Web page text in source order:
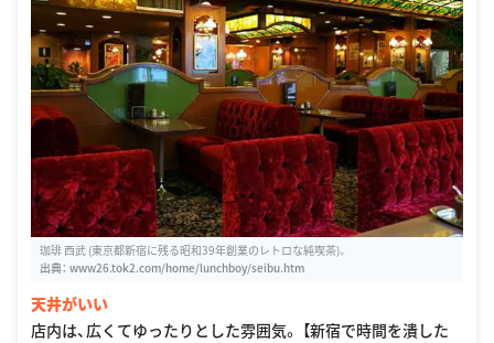
珈琲 西武 (東京都新宿に残る昭和39年創業のレトロな純喫茶)。
出典： www26.tok2.com/home/lunchboy/seibu.htm
天井がいい
店内は、広くてゆったりとした雰囲気。 【新宿で時間を潰した